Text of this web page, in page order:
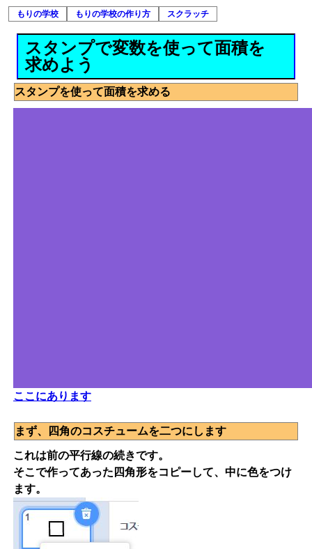
もりの学校 もりの学校の作り方 スクラッチ
スタンプで変数を使って面積を
求めよう
スタンプを使って面積を求める
ここにあります
まず、四角のコスチュームを二つにします
これは前の平行線の続きです。
そこで作ってあった四角形をコピーして、中に色をつけ
ます。